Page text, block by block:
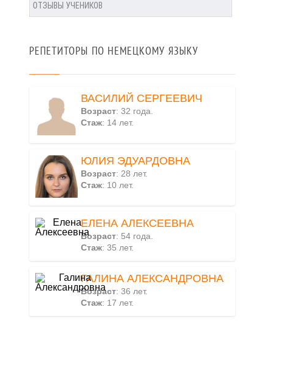
ОТЗЫВЫ УЧЕНИКОВ
РЕПЕТИТОРЫ ПО НЕМЕЦКОМУ ЯЗЫКУ
ВАСИЛИЙ СЕРГЕЕВИЧ
Возраст: 32 года.
Стаж: 14 лет.
ЮЛИЯ ЭДУАРДОВНА
Возраст: 28 лет.
Стаж: 10 лет.
ЕЛЕНА АЛЕКСЕЕВНА
Возраст: 54 года.
Стаж: 35 лет.
ГАЛИНА АЛЕКСАНДРОВНА
Возраст: 36 лет.
Стаж: 17 лет.